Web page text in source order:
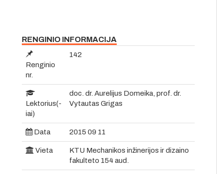
RENGINIO INFORMACIJA
Renginio
nr.
142
Lektorius(-
iai)
doc. dr. Aurelijus Domeika, prof. dr.
Vytautas Grigas
Data 2015 09 11
Vieta
KTU Mechanikos inžinerijos ir dizaino
fakulteto 154 aud.